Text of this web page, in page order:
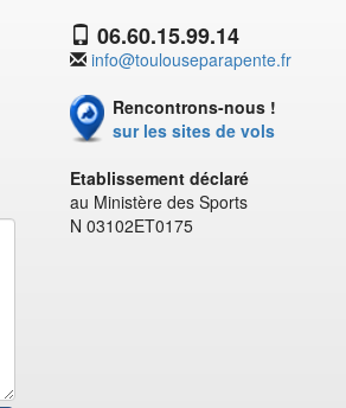
06.60.15.99.14
info@toulouseparapente.fr
Rencontrons-nous !
sur les sites de vols
Etablissement déclaré
au Ministère des Sports
N 03102ET0175